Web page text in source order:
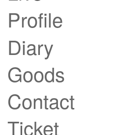
Profile
Diary
Goods
Contact
Ticket